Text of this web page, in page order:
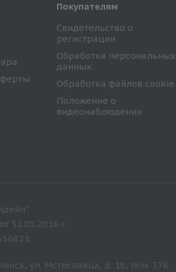
Покупателям
Свидетельство о
регистрации
Обработка персональных
данных
Обработка файлов cookie
Положение о
видеонаблюдении
31.05.2016 г.
ул. Мстиславца, д. 18, пом. 376